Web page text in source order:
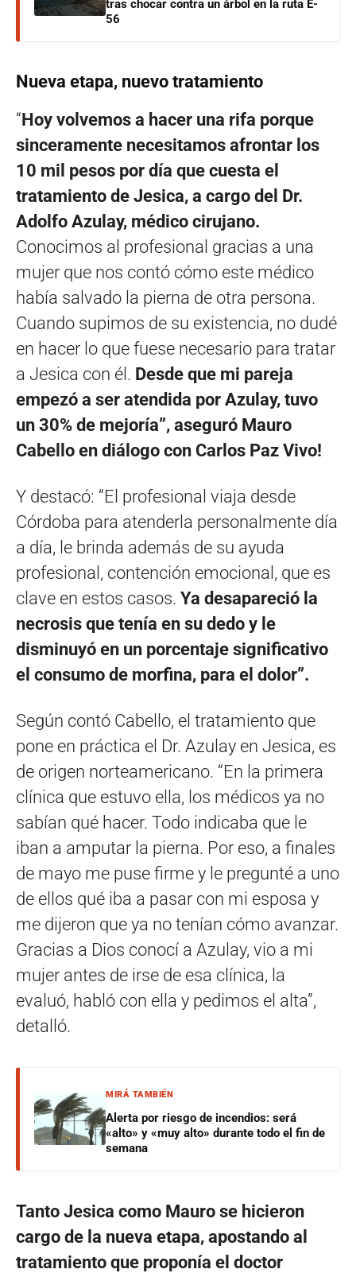
tras chocar contra un árbol en la ruta E-
56
Nueva etapa, nuevo tratamiento
“Hoy volvemos a hacer una rifa porque
sinceramente necesitamos afrontar los
10 mil pesos por día que cuesta el
tratamiento de Jesica, a cargo del Dr.
Adolfo Azulay, médico cirujano.
Conocimos al profesional gracias a una
mujer que nos contó cómo este médico
había salvado la pierna de otra persona.
Cuando supimos de su existencia, no dudé
en hacer lo que fuese necesario para tratar
a Jesica con él. Desde que mi pareja
empezó a ser atendida por Azulay, tuvo
un 30% de mejoría”, aseguró Mauro
Cabello en diálogo con Carlos Paz Vivo!
Y destacó: “El profesional viaja desde
Córdoba para atenderla personalmente día
a día, le brinda además de su ayuda
profesional, contención emocional, que es
clave en estos casos. Ya desapareció la
necrosis que tenía en su dedo y le
disminuyó en un porcentaje significativo
el consumo de morfina, para el dolor”.
Según contó Cabello, el tratamiento que
pone en práctica el Dr. Azulay en Jesica, es
de origen norteamericano. “En la primera
clínica que estuvo ella, los médicos ya no
sabían qué hacer. Todo indicaba que le
iban a amputar la pierna. Por eso, a finales
de mayo me puse firme y le pregunté a uno
de ellos qué iba a pasar con mi esposa y
me dijeron que ya no tenían cómo avanzar.
Gracias a Dios conocí a Azulay, vio a mi
mujer antes de irse de esa clínica, la
evaluó, habló con ella y pedimos el alta”,
detalló.
MIRÁ TAMBIÉN
Alerta por riesgo de incendios: será
«alto» y «muy alto» durante todo el fin de
semana
Tanto Jesica como Mauro se hicieron
cargo de la nueva etapa, apostando al
tratamiento que proponía el doctor